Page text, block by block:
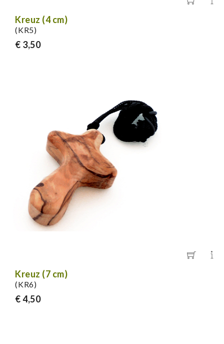
Kreuz (4 cm)
(KR5)
€ 3,50
Kreuz (7 cm)
(KR6)
€ 4,50